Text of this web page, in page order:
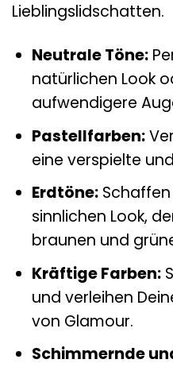
Lieblingslidschatten.
Neutrale Töne:
natürlichen Look
aufwendigere
Pastellfarben:
eine verspielte
Erdtöne:Schaffen
sinnlichen Look,
braunen und
Kräftige Farben:
und verleihen
von Glamour.
Schimmernde